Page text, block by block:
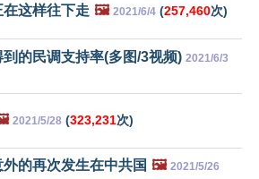
这样往下走 🖼️ 2021/6/4 (257,460次)
的民调支持率(多图/3视频) 2021/6/3
2021/5/28 (323,231次)
的再次发生在中共国 🖼️ 2021/5/26